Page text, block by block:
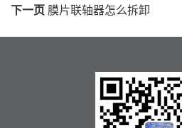
下一页 膜片联轴器怎么拆卸